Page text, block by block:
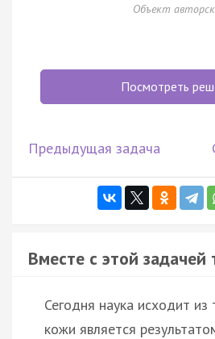
Объект
Посмотреть
Предыдущая задача
Вместе с этой
Сегодня наука исходит из
кожи является